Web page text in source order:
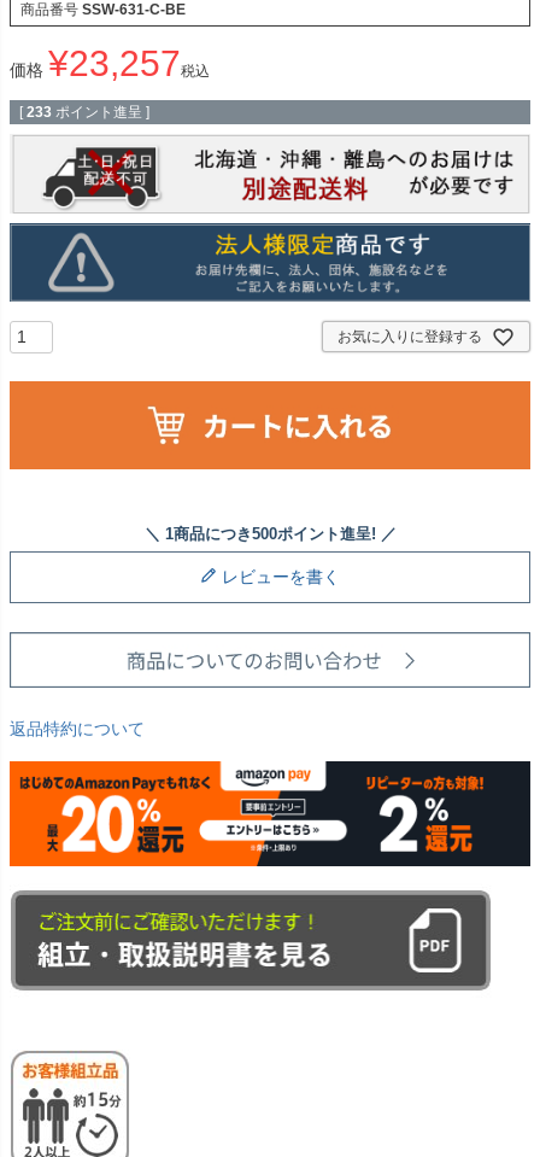
商品番号 SSW-631-C-BE
価格 ¥23,257税込
[ 233 ポイント進呈 ]
お気に入りに登録する
レビューを書く
返品特約について